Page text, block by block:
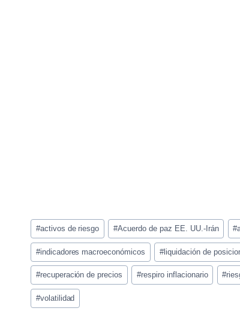
Etiquetas
de
la
entrada:
#activos de riesgo #Acuerdo de paz EE. UU.-Irán #
#indicadores macroeconómicos #liquidación de
#recuperación de precios #respiro inflacionario #
#volatilidad